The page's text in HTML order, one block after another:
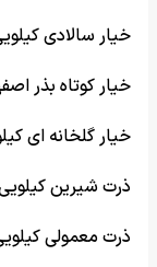
خیار سالادی کیلویی ۱2 هزار
خیار کوتاه بذر اصفهانی
خیار گلخانه ای کیلویی ۲7
ذرت شیرین کیلویی 34 هزار
ذرت معمولی کیلویی ۱۶ هزار